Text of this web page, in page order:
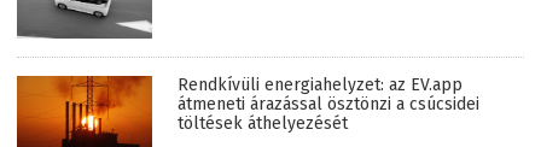
Rendkívüli energiahelyzet: az EV.app
átmeneti árazással ösztönzi a csúcsidei
töltések áthelyezését